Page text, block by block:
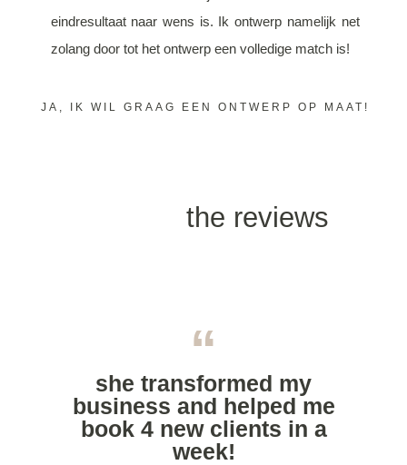
eindresultaat naar wens is. Ik ontwerp namelijk net
zolang door tot het ontwerp een volledige match is!
JA, IK WIL GRAAG EEN ONTWERP OP MAAT!
the reviews
“
she transformed my
business and helped me
book 4 new clients in a
week!